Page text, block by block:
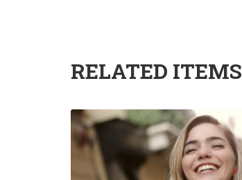
RELATED ITEMS